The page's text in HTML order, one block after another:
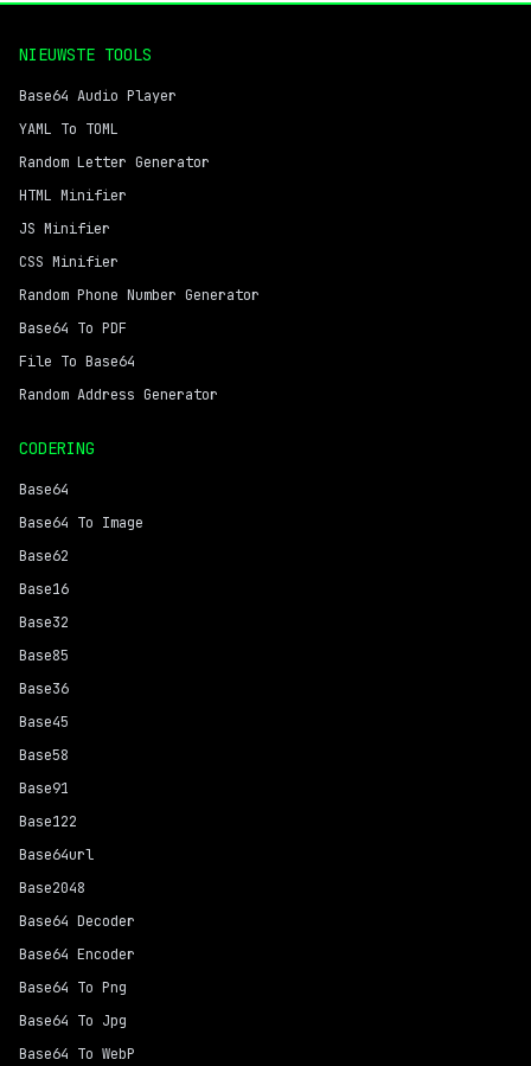
NIEUWSTE TOOLS
Base64 Audio Player
YAML To TOML
Random Letter Generator
HTML Minifier
JS Minifier
CSS Minifier
Random Phone Number Generator
Base64 To PDF
File To Base64
Random Address Generator
CODERING
Base64
Base64 To Image
Base62
Base16
Base32
Base85
Base36
Base45
Base58
Base91
Base122
Base64url
Base2048
Base64 Decoder
Base64 Encoder
Base64 To Png
Base64 To Jpg
Base64 To WebP